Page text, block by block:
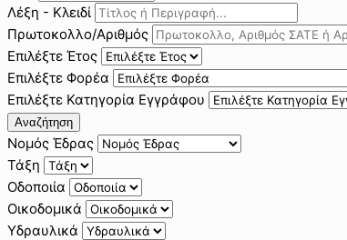
Λέξη - Κλειδί
Πρωτοκολλο/Αριθμός
Επιλέξτε Έτος
Επιλέξτε Φορέα
Επιλέξτε Κατηγορία Εγγράφου
Αναζήτηση
Νομός Έδρας
Τάξη
Οδοποιία
Οικοδομικά
Υδραυλικά